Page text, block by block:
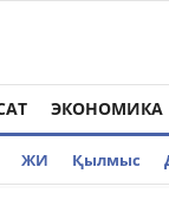
ЭКОНОМИКА
ЖИ Қылмыс